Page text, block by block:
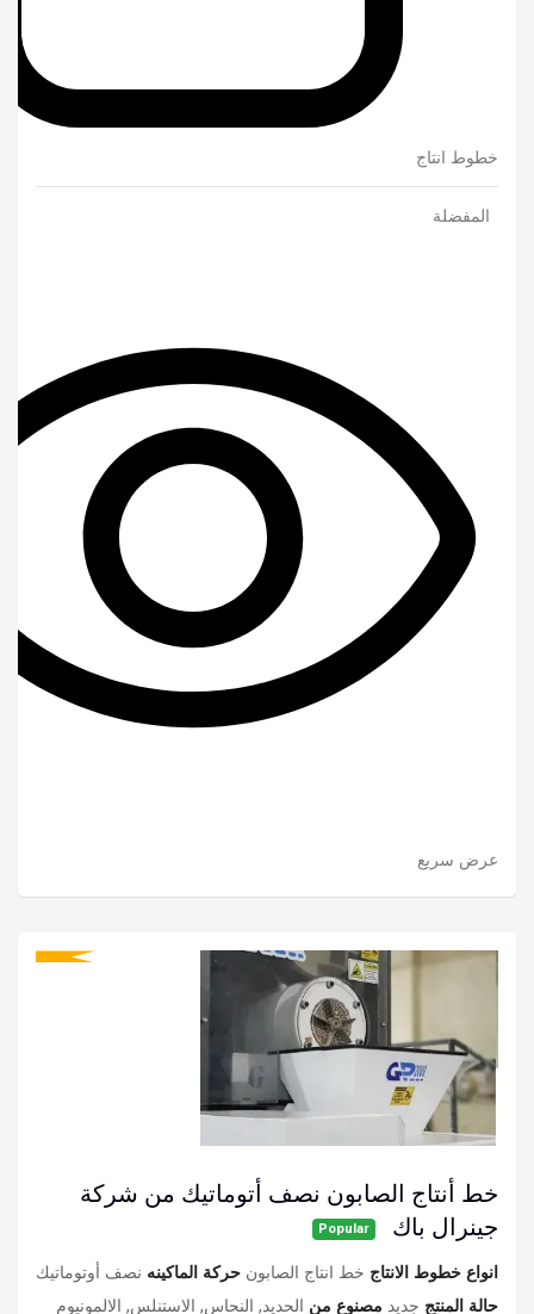
خطوط انتاج
المفضلة
عرض سريع
خط أنتاج الصابون نصف أتوماتيك من شركة
جينرال باك
Popular
انواع خطوط الانتاج خط انتاج الصابون حركة الماكينه نصف أوتوماتيك
حالة المنتج جديد مصنوع من الحديد, النحاس, الاستنلس, الالمونيوم